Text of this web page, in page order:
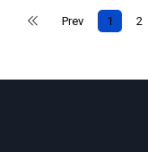
Prev 1 2